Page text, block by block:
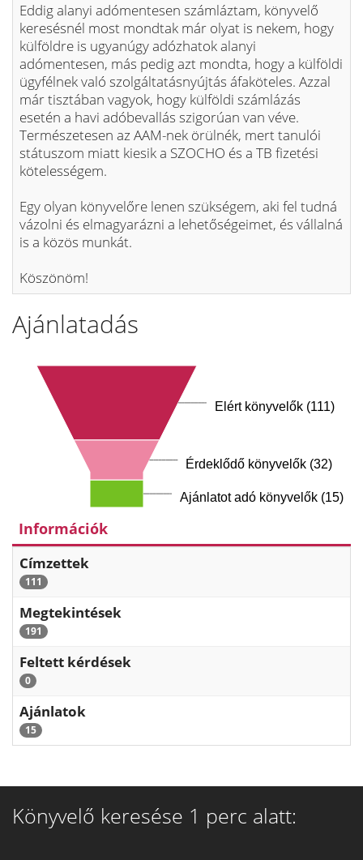
Eddig alanyi adómentesen számláztam, könyvelő
keresésnél most mondtak már olyat is nekem, hogy
külföldre is ugyanúgy adózhatok alanyi
adómentesen, más pedig azt mondta, hogy a külföldi
ügyfélnek való szolgáltatásnyújtás áfaköteles. Azzal
már tisztában vagyok, hogy külföldi számlázás
esetén a havi adóbevallás szigorúan van véve.
Természetesen az AAM-nek örülnék, mert tanulói
státuszom miatt kiesik a SZOCHO és a TB fizetési
kötelességem.
Egy olyan könyvelőre lenen szükségem, aki fel tudná
vázolni és elmagyarázni a lehetőségeimet, és vállalná
is a közös munkát.
Köszönöm!
Ajánlatadás
Elért könyvelők (111)
Érdeklődő könyvelők (32)
Ajánlatot adó könyvelők (15)
Információk
Címzettek
111
Megtekintések
191
Feltett kérdések
0
Ajánlatok
15
Könyvelő keresése 1 perc alatt: